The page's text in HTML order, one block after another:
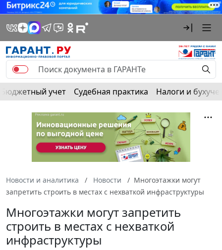
Бюджетный учет Судебная практика Налоги и
Новости и аналитика Новости
Многоэтажки могут
запретить строить в местах с нехваткой инфраструктуры
Многоэтажки могут запретить
строить в местах с нехваткой
инфраструктуры